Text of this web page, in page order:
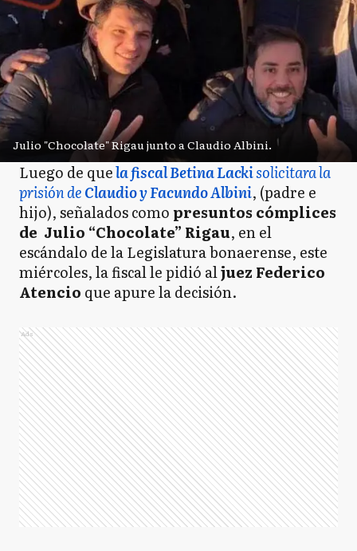
Julio "Chocolate" Rigau junto a Claudio Albini.
Luego de quela fiscal Betina Lackisolicitara la
prisión deClaudio y Facundo Albini, (padre e
hijo), señalados como presuntos cómplices
de Julio “Chocolate” Rigau, en el
escándalo de la Legislatura bonaerense, este
miércoles, la fiscal le pidió aljuez Federico
Atencio que apure la decisión.
Ads